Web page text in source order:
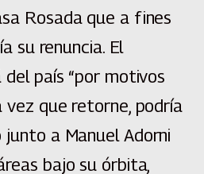
Rosada que a fines
su renuncia. El
país “por motivos
vez que retorne, podría
a Manuel Adorni
bajo su órbita,